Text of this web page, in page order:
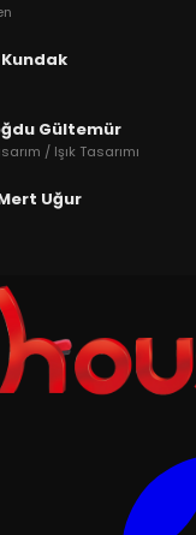
Gültemür
/ Işık Tasarımı
Uğur